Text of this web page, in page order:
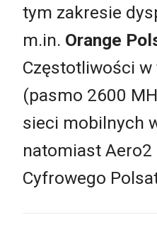
tym zakresie
m.in. Orange
Częstotliwości w
(pasmo 2600
sieci mobilnych
natomiast Aero2
Cyfrowego